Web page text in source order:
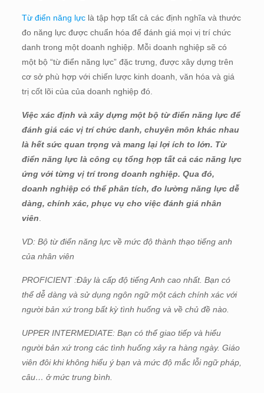
Từ điển năng lựclà tập hợp tất cả các định nghĩa và thước
đo năng lực được chuẩn hóa để đánh giá mọi vị trí chức
danh trong một doanh nghiệp. Mỗi doanh nghiệp sẽ có
một bộ “từ điển năng lực” đặc trưng, được xây dựng trên
cơ sở phù hợp với chiến lược kinh doanh, văn hóa và giá
trị cốt lõi của của doanh nghiệp đó.
Việc xác định và xây dựng một bộ từ điển năng lực để
đánh giá các vị trí chức danh, chuyên môn khác nhau
là hết sức quan trọng và mang lại lợi ích to lớn. Từ
điển năng lực là công cụ tổng hợp tất cả các năng lực
ứng với từng vị trí trong doanh nghiệp. Qua đó,
doanh nghiệp có thể phân tích, đo lường năng lực dễ
dàng, chính xác, phục vụ cho việc đánh giá nhân
viên
VD: Bộ từ điển năng lực về mức độ thành thạo tiếng anh
của nhân viên
PROFICIENT :Đây là cấp độ tiếng Anh cao nhất. Bạn có
thể dễ dàng và sử dụng ngôn ngữ một cách chính xác với
người bản xứ trong bất kỳ tình huống và về chủ đề nào.
UPPER INTERMEDIATE: Bạn có thể giao tiếp và hiểu
người bản xứ trong các tình huống xảy ra hàng ngày. Giáo
viên đôi khi không hiểu ý bạn và mức độ mắc lỗi ngữ pháp,
câu… ở mức trung bình.